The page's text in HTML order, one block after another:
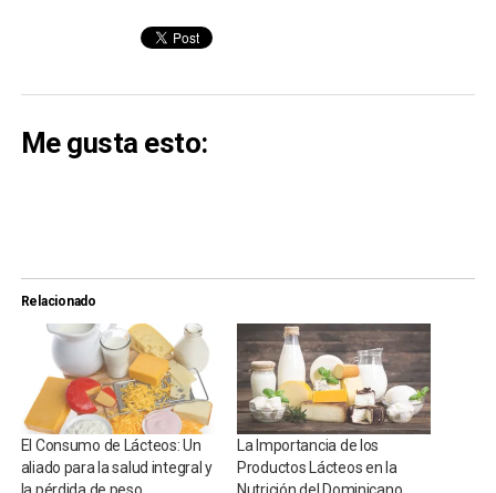
Me gusta esto:
Relacionado
El Consumo de Lácteos: Un
aliado para la salud integral y
la pérdida de peso
La Importancia de los
Productos Lácteos en la
Nutrición del Dominicano